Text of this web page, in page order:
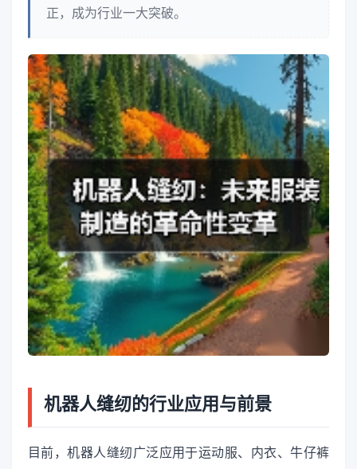
正，成为行业一大突破。
机器人缝纫的行业应用与前景
目前，机器人缝纫广泛应用于运动服、内衣、牛仔裤